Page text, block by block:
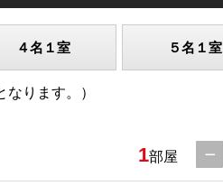
４名１室 ５名１室
ります。）
1部屋